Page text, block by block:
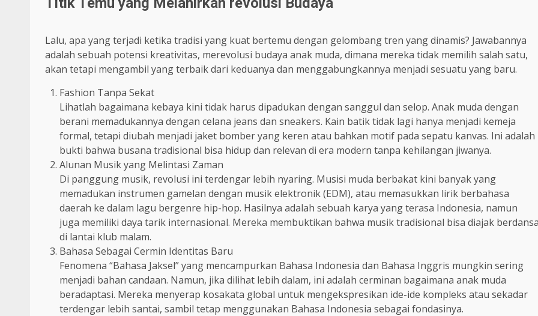
Lalu, apa yang terjadi ketika tradisi yang kuat bertemu dengan gelombang tren yang dinamis? Jawabannya
adalah sebuah potensi kreativitas, merevolusi budaya anak muda, dimana mereka tidak memilih salah satu,
akan tetapi mengambil yang terbaik dari keduanya dan menggabungkannya menjadi sesuatu yang baru.
Fashion Tanpa Sekat
Lihatlah bagaimana kebaya kini tidak harus dipadukan dengan sanggul dan selop. Anak muda dengan
berani memadukannya dengan celana jeans dan sneakers. Kain batik tidak lagi hanya menjadi kemeja
formal, tetapi diubah menjadi jaket bomber yang keren atau bahkan motif pada sepatu kanvas. Ini adalah
bukti bahwa busana tradisional bisa hidup dan relevan di era modern tanpa kehilangan jiwanya.
Alunan Musik yang Melintasi Zaman
Di panggung musik, revolusi ini terdengar lebih nyaring. Musisi muda berbakat kini banyak yang
memadukan instrumen gamelan dengan musik elektronik (EDM), atau memasukkan lirik berbahasa
daerah ke dalam lagu bergenre hip-hop. Hasilnya adalah sebuah karya yang terasa Indonesia, namun
juga memiliki daya tarik internasional. Mereka membuktikan bahwa musik tradisional bisa diajak
di lantai klub malam.
Bahasa Sebagai Cermin Identitas Baru
Fenomena “Bahasa Jaksel” yang mencampurkan Bahasa Indonesia dan Bahasa Inggris mungkin sering
menjadi bahan candaan. Namun, jika dilihat lebih dalam, ini adalah cerminan bagaimana anak muda
beradaptasi. Mereka menyerap kosakata global untuk mengekspresikan ide-ide kompleks atau sekadar
terdengar lebih santai, sambil tetap menggunakan Bahasa Indonesia sebagai fondasinya.